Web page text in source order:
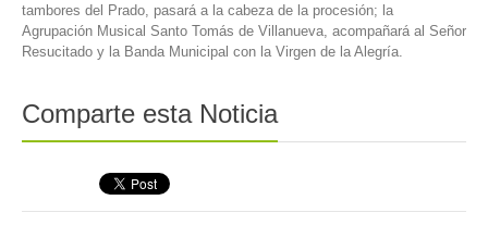
tambores del Prado, pasará a la cabeza de la procesión; la
Agrupación Musical Santo Tomás de Villanueva, acompañará al Señor
Resucitado y la Banda Municipal con la Virgen de la Alegría.
Comparte esta Noticia